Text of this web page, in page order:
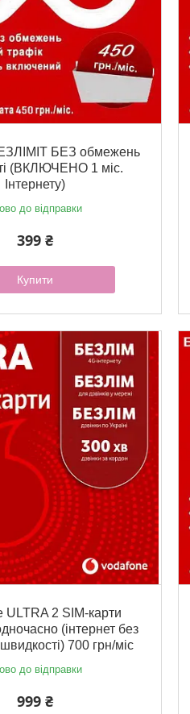
БЕЗ обмежень
(ВКЛЮЧЕНО 1 міс.
Інтернету)
до відправки
399 ₴
Купити
ULTRA 2 SIM-карти
(інтернет без
700 грн/міс
до відправки
999 ₴